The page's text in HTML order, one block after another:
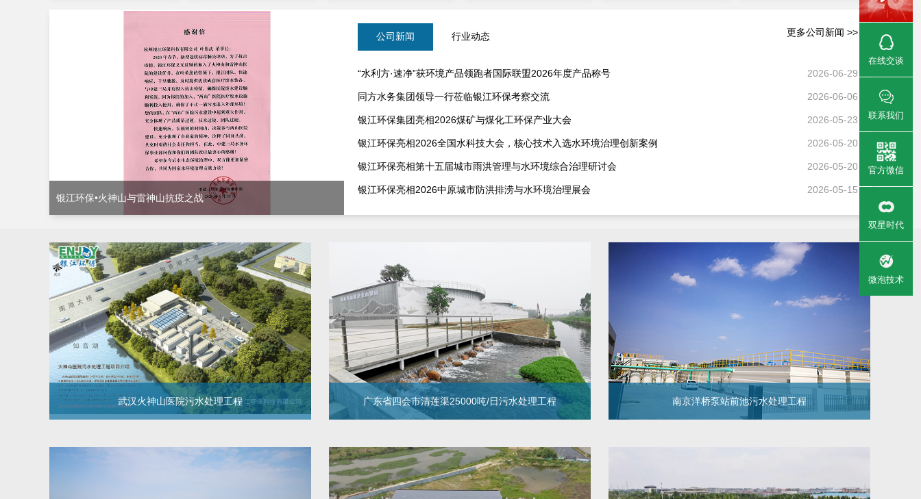
银江环保•火神山与雷神山抗疫之战
公司新闻 行业动态
“水利方·速净”获环境产品领跑者国际联盟2026年度产品称号 2026-06-29
同方水务集团领导一行莅临银江环保考察交流 2026-06-06
银江环保集团亮相2026煤矿与煤化工环保产业大会 2026-05-23
银江环保亮相2026全国水科技大会，核心技术入选水环境治理创新案例 2026-05-20
银江环保亮相第十五届城市雨洪管理与水环境综合治理研讨会 2026-05-20
银江环保亮相2026中原城市防洪排涝与水环境治理展会 2026-05-15
更多公司新闻 >>
武汉火神山医院污水处理工程
武汉火神山医院污水处理工程 处理水量：1000 m3/d 出
广东省四会市清莲渠25000吨/日污水处理工程
理工程
本项目为肇庆四会市清莲渠25000吨/日污水治理项目，
南京洋桥泵站前池污水处理工程
该污水泵站配套10000m³/d KtLM强化脱氮除磷污水处
在线交谈
联系我们
官方微信
双星时代
微泡技术